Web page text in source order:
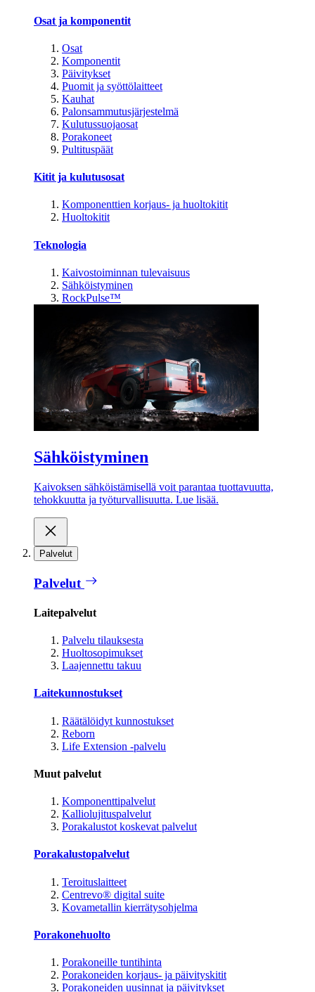
Osat ja komponentit
Osat
Komponentit
Päivitykset
Puomit ja syöttölaitteet
Kauhat
Palonsammutusjärjestelmä
Kulutussuojaosat
Porakoneet
Pultituspäät
Kitit ja kulutusosat
Komponenttien korjaus- ja huoltokitit
Huoltokitit
Teknologia
Kaivostoiminnan tulevaisuus
Sähköistyminen
RockPulse™
Sähköistyminen
Kaivoksen sähköistämisellä voit parantaa tuottavuutta,
tehokkuutta ja työturvallisuutta. Lue lisää.
Palvelut
Palvelut
Laitepalvelut
Palvelu tilauksesta
Huoltosopimukset
Laajennettu takuu
Laitekunnostukset
Räätälöidyt kunnostukset
Reborn
Life Extension -palvelu
Muut palvelut
Komponenttipalvelut
Kalliolujituspalvelut
Porakalustot koskevat palvelut
Porakalustopalvelut
Teroituslaitteet
Centrevo® digital suite
Kovametallin kierrätysohjelma
Porakonehuolto
Porakoneille tuntihinta
Porakoneiden korjaus- ja päivityskitit
Porakoneiden uusinnat ja päivitykset